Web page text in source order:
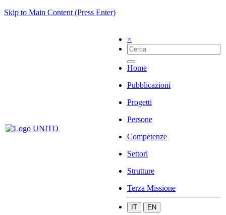
Skip to Main Content (Press Enter)
×
Home
Pubblicazioni
Progetti
Persone
Competenze
Settori
Strutture
Terza Missione
IT EN